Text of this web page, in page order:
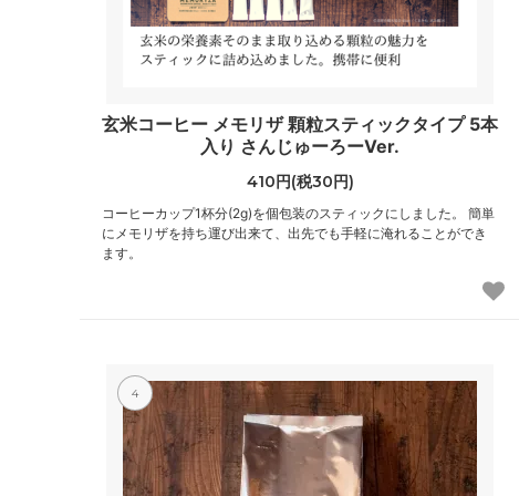
玄米コーヒー メモリザ 顆粒スティックタイプ 5本
入り さんじゅーろーVer.
410円(税30円)
コーヒーカップ1杯分(2g)を個包装のスティックにしました。 簡単
にメモリザを持ち運び出来て、出先でも手軽に淹れることができ
ます。
4